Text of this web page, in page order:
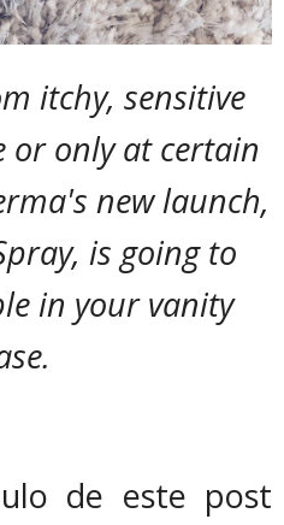
itchy, sensitive
or only at certain
new launch,
is going to
in your vanity
de este post